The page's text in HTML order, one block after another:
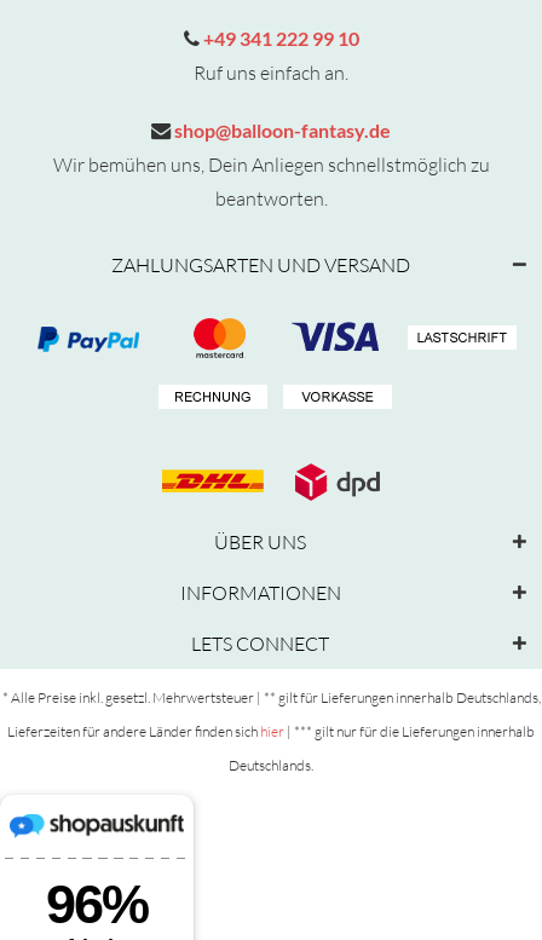
+49 341 222 99 10
Ruf uns einfach an.
shop@balloon-fantasy.de
Wir bemühen uns, Dein Anliegen schnellstmöglich zu
beantworten.
ZAHLUNGSARTEN UND VERSAND
ÜBER UNS
INFORMATIONEN
LETS CONNECT
* Alle Preise inkl. gesetzl. Mehrwertsteuer | ** gilt für Lieferungen innerhalb Deutschlands,
Lieferzeiten für andere Länder finden sich hier | *** gilt nur für die Lieferungen innerhalb
Deutschlands.